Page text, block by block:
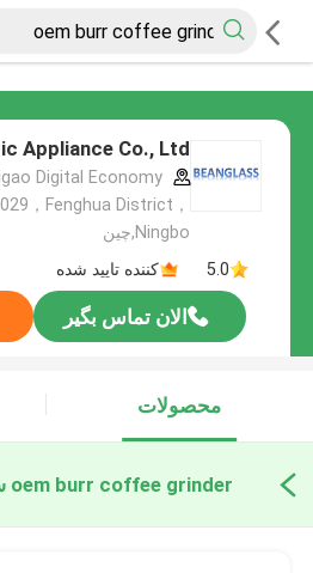
Appliance Co., Ltd
Digital Economy
，Fenghua District，
Ningbo,چین
5.0
کننده تایید شده
الان تماس بگیر
محصولات
oem burr coffee grinder ساخت آنلاین